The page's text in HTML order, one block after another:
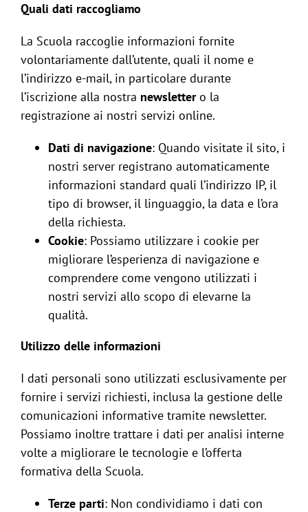
Quali dati raccogliamo
La Scuola raccoglie informazioni fornite
volontariamente dall’utente, quali il nome e
l’indirizzo e-mail, in particolare durante
l’iscrizione alla nostra newslettero la
registrazione ai nostri servizi online.
Dati di navigazione: Quando visitate il sito, i
nostri server registrano automaticamente
informazioni standard quali l’indirizzo IP, il
tipo di browser, il linguaggio, la data e l’ora
della richiesta.
Cookie: Possiamo utilizzare i cookie per
migliorare l’esperienza di navigazione e
comprendere come vengono utilizzati i
nostri servizi allo scopo di elevarne la
qualità.
Utilizzo delle informazioni
I dati personali sono utilizzati esclusivamente per
fornire i servizi richiesti, inclusa la gestione delle
comunicazioni informative tramite newsletter.
Possiamo inoltre trattare i dati per analisi interne
volte a migliorare le tecnologie e l’offerta
formativa della Scuola.
Terze parti: Non condividiamo i dati con